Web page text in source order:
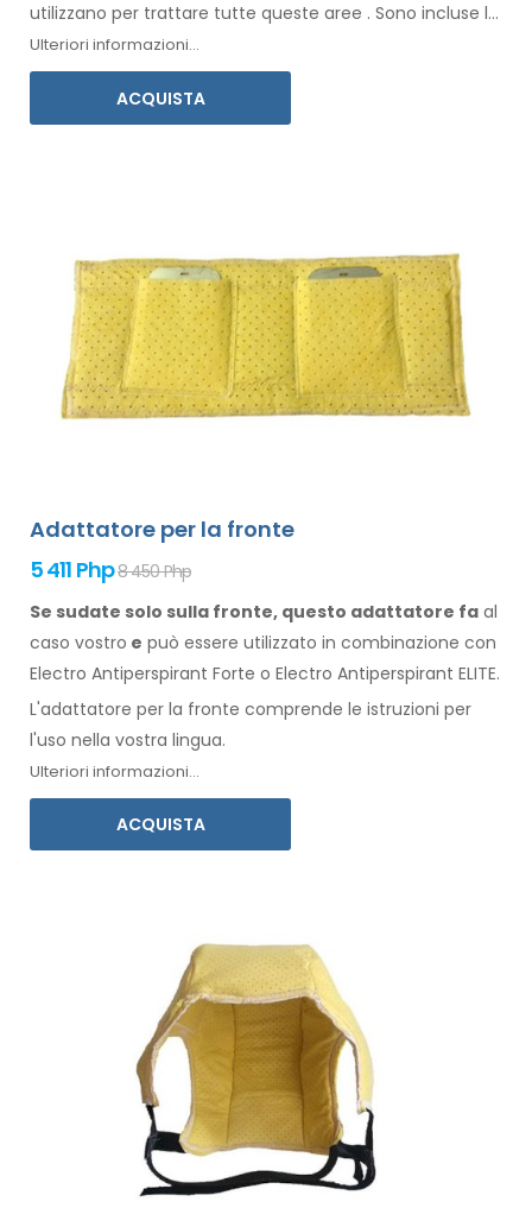
utilizzano per trattare tutte queste aree . Sono incluse le
istruzioni per l'uso nella vostra lingua.
Ulteriori informazioni...
ACQUISTA
Adattatore per la fronte
5 411 Php8 450 Php
Se sudate solo sulla fronte, questo adattatore fa al
caso vostro e può essere utilizzato in combinazione con
Electro Antiperspirant Forte o Electro Antiperspirant ELITE.
L'adattatore per la fronte comprende le istruzioni per
l'uso nella vostra lingua.
Ulteriori informazioni...
ACQUISTA